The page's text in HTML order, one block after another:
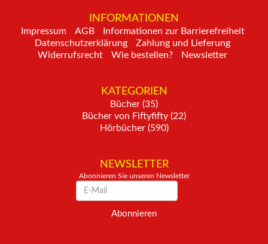
INFORMATIONEN
Impressum AGB
Informationen zur Barrierefreiheit
Datenschutzerklärung
Zahlung und Lieferung
Widerrufsrecht
Wie bestellen? Newsletter
KATEGORIEN
Bücher (35)
Bücher von Fiftyfifty (22)
Hörbücher (590)
NEWSLETTER
Abonnieren Sie unseren Newsletter
Abonnieren